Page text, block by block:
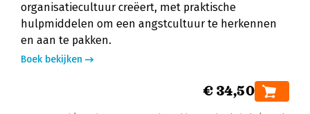
organisatiecultuur creëert, met praktische
hulpmiddelen om een angstcultuur te herkennen
en aan te pakken.
Boek bekijken
€ 34,50